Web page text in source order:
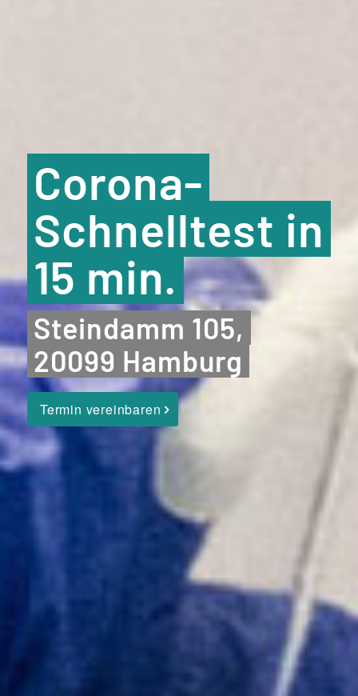
Corona-
Schnelltest in
15 min.
Steindamm 105,
20099 Hamburg
Termin vereinbaren